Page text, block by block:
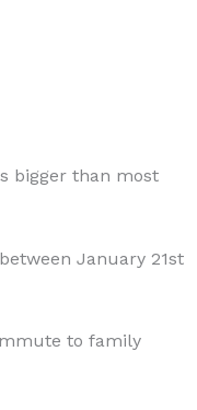
bigger than most
January 21st
to family